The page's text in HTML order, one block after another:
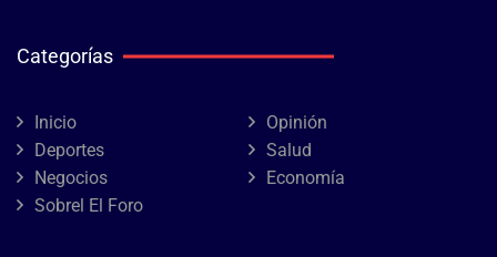
Categorías
Inicio
Opinión
Deportes
Salud
Negocios
Economía
Sobrel El Foro